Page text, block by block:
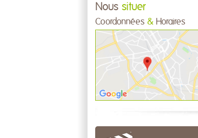
Nous situer
Coordonnées & Horaires